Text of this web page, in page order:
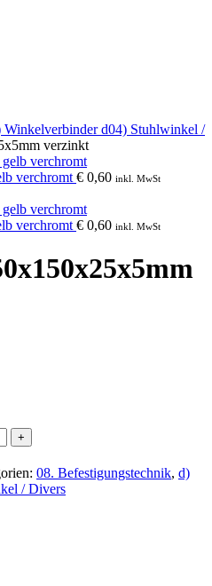
Winkelverbinderd04) Stuhlwinkel /
verzinkt
verchromt € 0,60 inkl. MwSt
verchromt € 0,60 inkl. MwSt
08. Befestigungstechnik, d)
/ Divers